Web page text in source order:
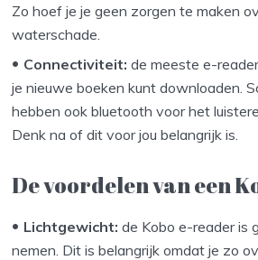
Zo hoef je je geen zorgen te maken
waterschade.
Connectiviteit: de meeste e-
je nieuwe boeken kunt downloaden.
hebben ook bluetooth voor het
Denk na of dit voor jou belangrijk is.
De voordelen van een
Lichtgewicht: de Kobo e-reader is
nemen. Dit is belangrijk omdat je zo